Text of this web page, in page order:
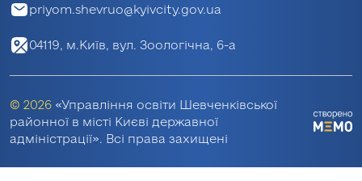
priyom.shevruo@kyivcity.gov.ua
04119, м.Київ, вул. Зоологічна, 6-а
© 2026 «Управління освіти Шевченківської
районної в місті Києві державної
адміністрації». Всі права захищені